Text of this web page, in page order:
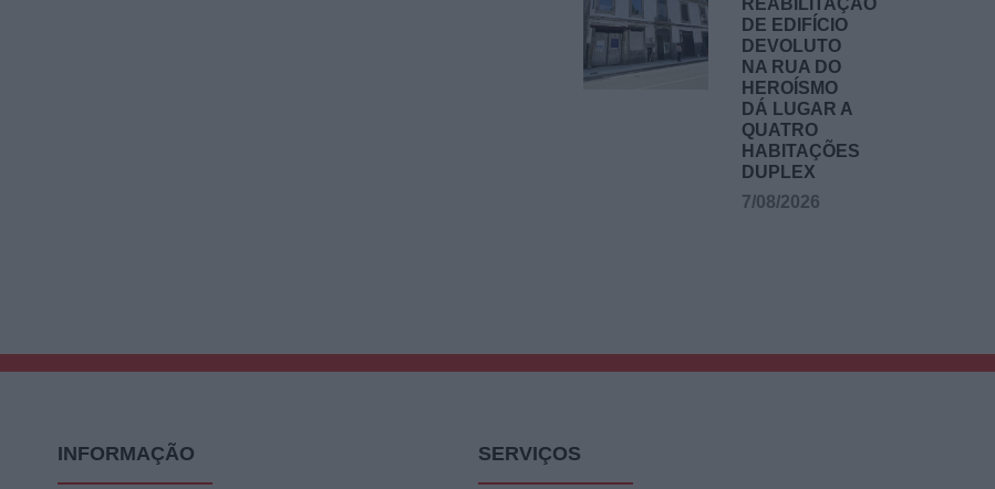
REABILITAÇÃO
DE EDIFÍCIO
DEVOLUTO
NA RUA DO
HEROÍSMO
DÁ LUGAR A
QUATRO
HABITAÇÕES
DUPLEX
7/08/2026
INFORMAÇÃO SERVIÇOS